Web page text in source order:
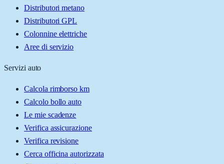
Distributori metano
Distributori GPL
Colonnine elettriche
Aree di servizio
Servizi auto
Calcola rimborso km
Calcolo bollo auto
Le mie scadenze
Verifica assicurazione
Verifica revisione
Cerca officina autorizzata